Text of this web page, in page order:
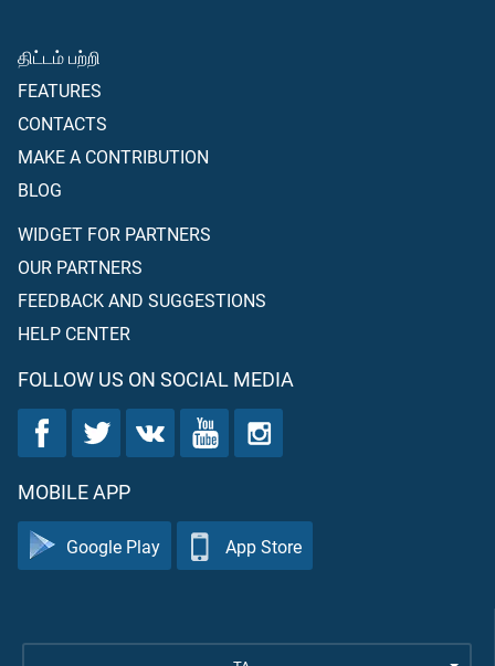
திட்டம் பற்றி
FEATURES
CONTACTS
MAKE A CONTRIBUTION
BLOG
WIDGET FOR PARTNERS
OUR PARTNERS
FEEDBACK AND SUGGESTIONS
HELP CENTER
FOLLOW US ON SOCIAL MEDIA
MOBILE APP
Google Play App Store